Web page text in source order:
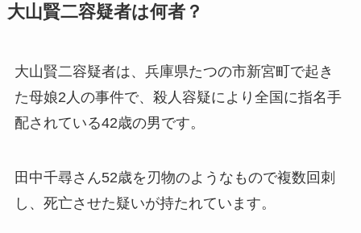
大山賢二容疑者は何者？
大山賢二容疑者は、兵庫県たつの市新宮町で起き
た母娘2人の事件で、殺人容疑により全国に指名手
配されている42歳の男です。
田中千尋さん52歳を刃物のようなもので複数回刺
し、死亡させた疑いが持たれています。